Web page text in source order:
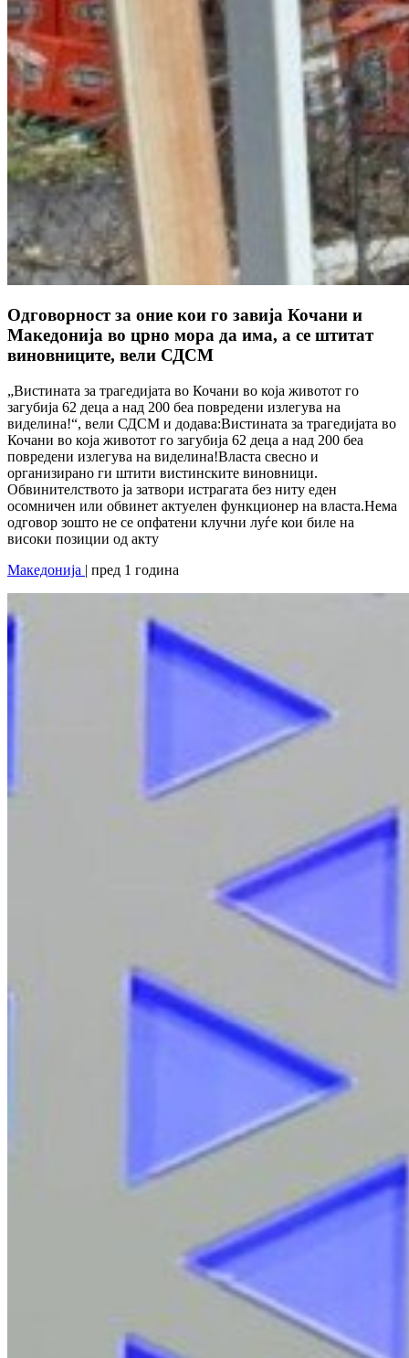
Одговорност за оние кои го завија Кочани и
Македонија во црно мора да има, а се штитат
виновниците, вели СДСМ
„Вистината за трагедијата во Кочани во која животот го
загубија 62 деца а над 200 беа повредени излегува на
виделина!“, вели СДСМ и додава:Вистината за трагедијата во
Кочани во која животот го загубија 62 деца а над 200 беа
повредени излегува на виделина!Власта свесно и
организирано ги штити вистинските виновници.
Обвинителството ја затвори истрагата без ниту еден
осомничен или обвинет актуелен функционер на власта.Нема
одговор зошто не се опфатени клучни луѓе кои биле на
високи позиции од акту
Македонија | пред 1 година